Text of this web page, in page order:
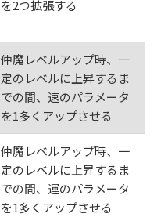
を2つ拡張する
仲魔レベルアップ時、一
定のレベルに上昇するま
での間、速のパラメータ
を1多くアップさせる
仲魔レベルアップ時、一
定のレベルに上昇するま
での間、運のパラメータ
を1多くアップさせる